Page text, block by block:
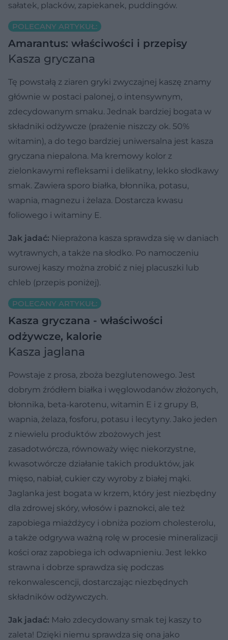
sałatek, placków, zapiekanek, puddingów.
POLECANY ARTYKUŁ:
Amarantus: właściwości i przepisy
Kasza gryczana
Tę powstałą z ziaren gryki zwyczajnej kaszę znamy
głównie w postaci palonej, o intensywnym,
zdecydowanym smaku. Jednak bardziej bogata w
składniki odżywcze (prażenie niszczy ok. 50%
witamin), a do tego bardziej uniwersalna jest kasza
gryczana niepalona. Ma kremowy kolor z
zielonkawymi refleksami i delikatny, lekko słodkawy
smak. Zawiera sporo białka, błonnika, potasu,
wapnia, magnezu i żelaza. Dostarcza kwasu
foliowego i witaminy E.
Jak jadać: Nieprażona kasza sprawdza się w daniach
wytrawnych, a także na słodko. Po namoczeniu
surowej kaszy można zrobić z niej placuszki lub
chleb (przepis poniżej).
POLECANY ARTYKUŁ:
Kasza gryczana - właściwości
odżywcze, kalorie
Kasza jaglana
Powstaje z prosa, zboża bezglutenowego. Jest
dobrym źródłem białka i węglowodanów złożonych,
błonnika, beta-karotenu, witamin E i z grupy B,
wapnia, żelaza, fosforu, potasu i lecytyny. Jako jeden
z niewielu produktów zbożowych jest
zasadotwórcza, równoważy więc niekorzystne,
kwasotwórcze działanie takich produktów, jak
mięso, nabiał, cukier czy wyroby z białej mąki.
Jaglanka jest bogata w krzem, który jest niezbędny
dla zdrowej skóry, włosów i paznokci, ale też
zapobiega miażdżycy i obniża poziom cholesterolu,
a także odgrywa ważną rolę w procesie mineralizacji
kości oraz zapobiega ich odwapnieniu. Jest lekko
strawna i dobrze sprawdza się podczas
rekonwalescencji, dostarczając niezbędnych
składników odżywczych.
Jak jadać: Mało zdecydowany smak tej kaszy to
zaleta! Dzięki niemu sprawdza się ona jako